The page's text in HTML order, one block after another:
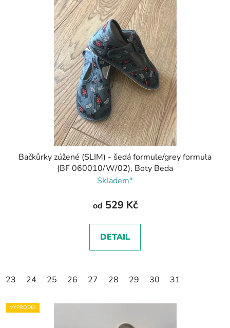
Bačkůrky zúžené (SLIM) - šedá formule/grey formula
(BF 060010/W/02), Boty Beda
Skladem*
od 529 Kč
DETAIL
23 24 25 26 27 28 29 30 31
VÝPRODEJ